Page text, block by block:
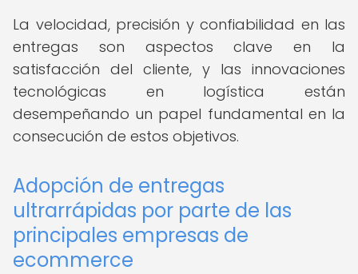
La velocidad, precisión y confiabilidad en las
entregas son aspectos clave en la
satisfacción del cliente, y las innovaciones
tecnológicas en logística están
desempeñando un papel fundamental en la
consecución de estos objetivos.
Adopción de entregas
ultrarrápidas por parte de las
principales empresas de
ecommerce